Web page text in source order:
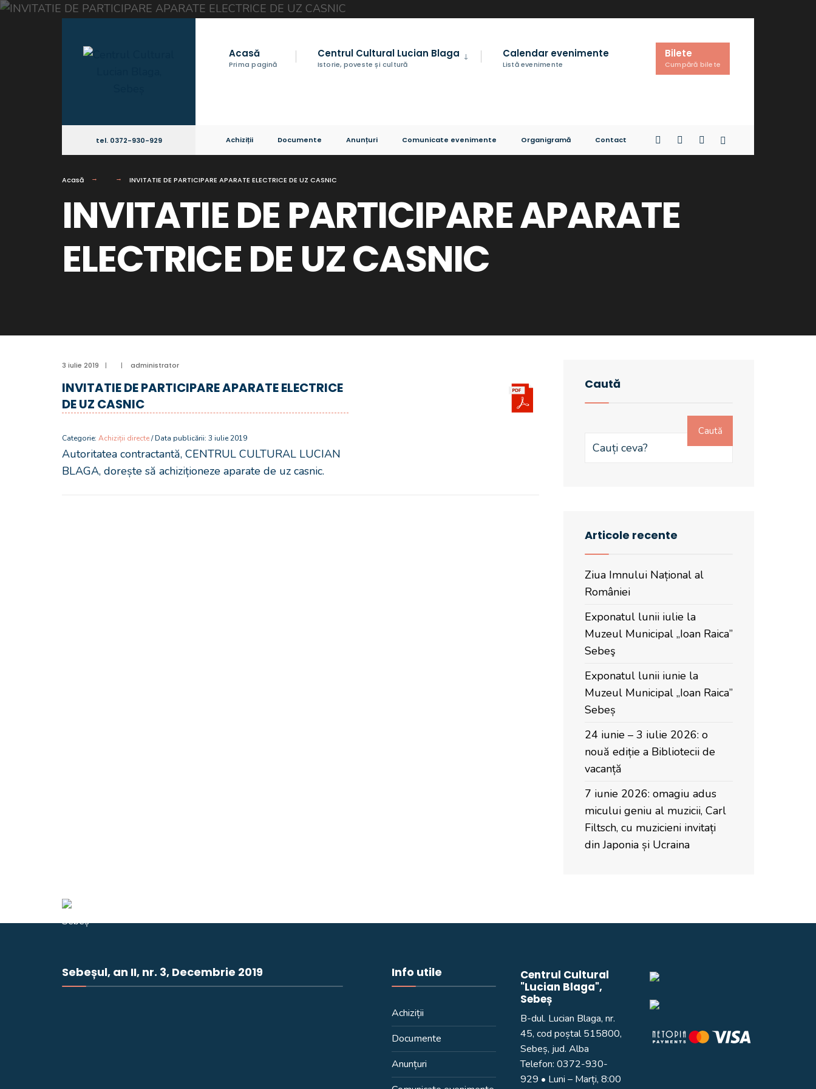
Acasă
Prima pagină
Centrul Cultural Lucian Blaga
Istorie, poveste și cultură
Calendar evenimente
Listă evenimente
Bilete
Cumpără bilete
tel. 0372-930-929 Achiziții Documente Anunțuri Comunicate evenimente Organigramă Contact
Acasă INVITATIE DE PARTICIPARE APARATE ELECTRICE DE UZ CASNIC
INVITATIE DE PARTICIPARE APARATE
ELECTRICE DE UZ CASNIC
3 iulie 2019 | | administrator
INVITATIE DE PARTICIPARE APARATE ELECTRICE
DE UZ CASNIC
Categorie: Achiziții directe/ Data publicării: 3 iulie 2019
Autoritatea contractantă, CENTRUL CULTURAL LUCIAN
BLAGA, dorește să achiziționeze aparate de uz casnic.
Caută
Caută
Articole recente
Ziua Imnului Național al
României
Exponatul lunii iulie la
Muzeul Municipal „Ioan Raica”
Sebeş
Exponatul lunii iunie la
Muzeul Municipal „Ioan Raica”
Sebeș
24 iunie – 3 iulie 2026: o
nouă ediție a Bibliotecii de
vacanță
7 iunie 2026: omagiu adus
micului geniu al muzicii, Carl
Filtsch, cu muzicieni invitați
din Japonia și Ucraina
Sebeșul, an II, nr. 3, Decembrie 2019 Info utile
Achiziții
Documente
Anunțuri
Centrul Cultural
"Lucian Blaga",
Sebeș
B-dul. Lucian Blaga, nr.
45, cod poștal 515800,
Sebeș, jud. Alba
Telefon:0372-930-
929 • Luni – Marți, 8:00